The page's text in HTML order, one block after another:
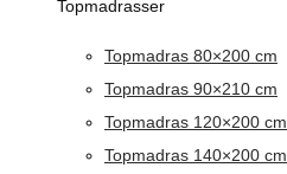
Topmadrasser
Topmadras 80×200 cm
Topmadras 90×210 cm
Topmadras 120×200 cm
Topmadras 140×200 cm